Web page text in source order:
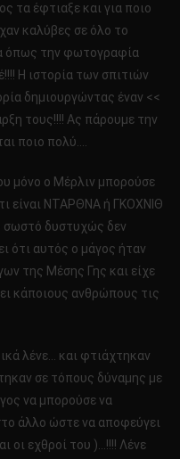
τα έφτιαξε και για ποιο
καλύβες σε όλο το
όπως την φωτογραφία
Η ιστορία των σπιτιών
δημιουργώντας έναν <<
τους!!!! Ας πάρουμε την
ποιο πολύ….
μόνο ο Μέρλιν μπορούσε
είναι ΝΤΑΡΘΝΑ ή ΓΚΟΧΝΙΘ
σωστό δυστυχώς δεν
ότι αυτός ο μάγος ήταν
της Μέσης Γης και είχε
κάποιους ανθρώπους τις
λένε… και φτιάχτηκαν
σε τόπους δύναμης με
να μπορούσε να
άλλο ώστε να αποφεύγει
οι εχθροί του )…!!!! Λένε